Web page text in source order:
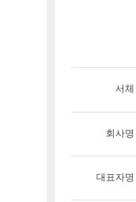
서체
회사명
대표자명